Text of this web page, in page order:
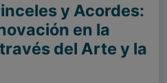
y Acordes:
en la
del Arte y la